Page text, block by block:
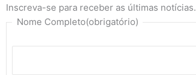
Inscreva-se para receber as últimas notícias.
Nome Completo(obrigatório)